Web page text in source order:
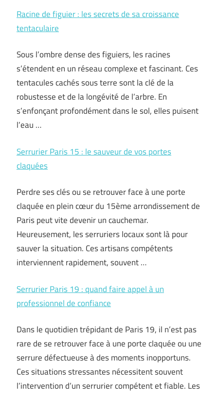
Racine de figuier : les secrets de sa croissance
tentaculaire
Sous l’ombre dense des figuiers, les racines
s’étendent en un réseau complexe et fascinant. Ces
tentacules cachés sous terre sont la clé de la
robustesse et de la longévité de l’arbre. En
s’enfonçant profondément dans le sol, elles puisent
l’eau …
Serrurier Paris 15 : le sauveur de vos portes
claquées
Perdre ses clés ou se retrouver face à une porte
claquée en plein cœur du 15ème arrondissement de
Paris peut vite devenir un cauchemar.
Heureusement, les serruriers locaux sont là pour
sauver la situation. Ces artisans compétents
interviennent rapidement, souvent …
Serrurier Paris 19 : quand faire appel à un
professionnel de confiance
Dans le quotidien trépidant de Paris 19, il n’est pas
rare de se retrouver face à une porte claquée ou une
serrure défectueuse à des moments inopportuns.
Ces situations stressantes nécessitent souvent
l’intervention d’un serrurier compétent et fiable. Les